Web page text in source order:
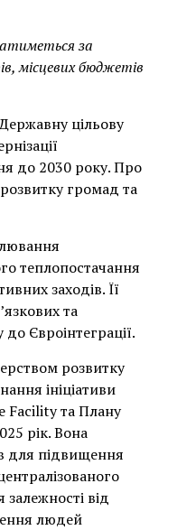
за
місцевих бюджетів
цільову
до 2030 року. Про
громад та
теплопостачання
заходів. Її
та
Євроінтеграції.
розвитку
ініціативи
Facility та Плану
рік. Вона
для підвищення
від
людей